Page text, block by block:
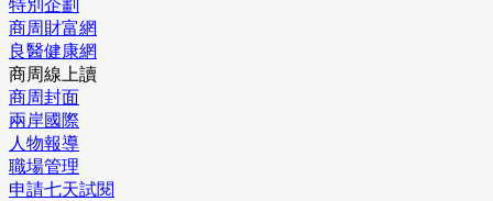
特別企劃
商周財富網
良醫健康網
商周線上讀
商周封面
兩岸國際
人物報導
職場管理
申請七天試閱